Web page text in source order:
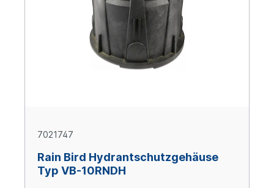
7021747
Rain Bird Hydrantschutzgehäuse
Typ VB-10RNDH